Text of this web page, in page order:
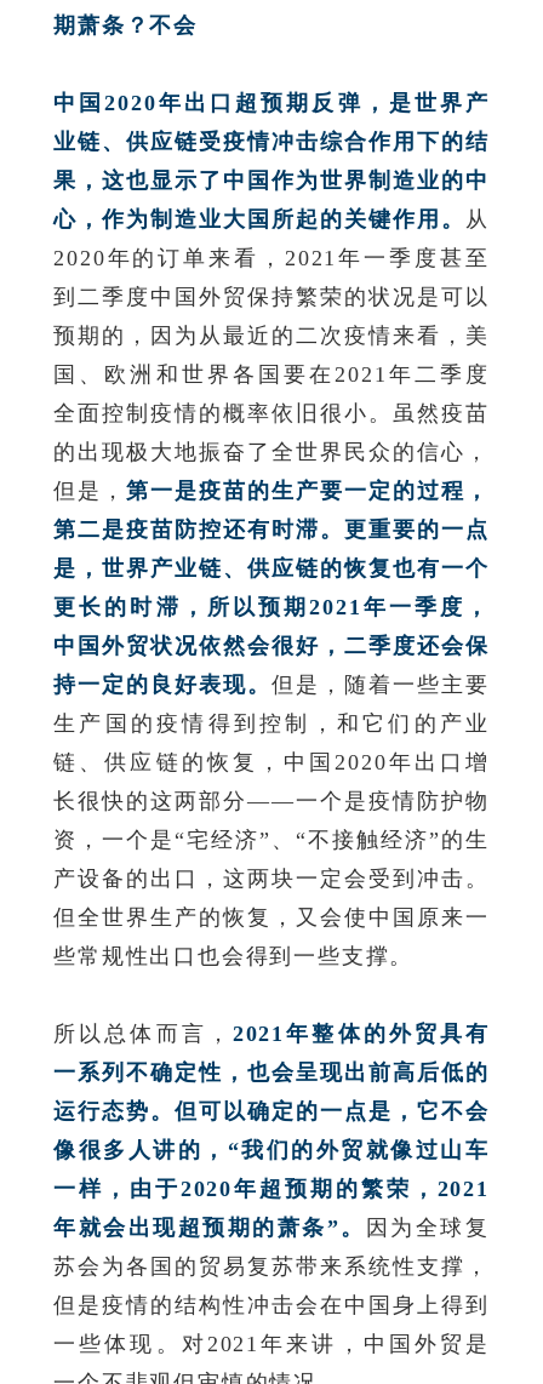
期萧条？不会
中国2020年出口超预期反弹，是世界产
业链、供应链受疫情冲击综合作用下的结
果，这也显示了中国作为世界制造业的中
心，作为制造业大国所起的关键作用。 从
2020年的订单来看，2021年一季度甚至
到二季度中国外贸保持繁荣的状况是可以
预期的，因为从最近的二次疫情来看，美
国、欧洲和世界各国要在2021年二季度
全面控制疫情的概率依旧很小。虽然疫苗
的出现极大地振奋了全世界民众的信心，
但是，第一是疫苗的生产要一定的过程，
第二是疫苗防控还有时滞。更重要的一点
是，世界产业链、供应链的恢复也有一个
更长的时滞，所以预期2021年一季度，
中国外贸状况依然会很好，二季度还会保
持一定的良好表现。但是，随着一些主要
生产国的疫情得到控制，和它们的产业
链、供应链的恢复，中国2020年出口增
长很快的这两部分——一个是疫情防护物
资，一个是“宅经济”、“不接触经济”的生
产设备的出口，这两块一定会受到冲击。
但全世界生产的恢复，又会使中国原来一
些常规性出口也会得到一些支撑。
所以总体而言， 2021年整体的外贸具有
一系列不确定性，也会呈现出前高后低的
运行态势。但可以确定的一点是，它不会
像很多人讲的，“我们的外贸就像过山车
一样，由于2020年超预期的繁荣，2021
年就会出现超预期的萧条”。
因为全球复
苏会为各国的贸易复苏带来系统性支撑，
但是疫情的结构性冲击会在中国身上得到
一些体现。对2021年来讲，中国外贸是